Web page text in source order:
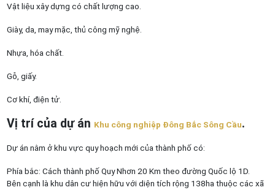
Vật liệu xây dựng có chất lượng cao.
Giày, da, may mặc, thủ công mỹ nghệ.
Nhựa, hóa chất.
Gỗ, giấy.
Cơ khí, điện tử.
Vị trí của dự án Khu công nghiệp Đông Bắc Sông Cầu.
Dự án nằm ở khu vực quy hoạch mới của thành phố có:
Phía bắc: Cách thành phố Quy Nhơn 20 Km theo đường Quốc lộ 1D.
Bên cạnh là khu dân cư hiện hữu với diện tích rộng 138ha thuộc các xã